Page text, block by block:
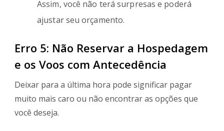
Assim, você não terá surpresas e poderá
ajustar seu orçamento.
Erro 5: Não Reservar a Hospedagem
e os Voos com Antecedência
Deixar para a última hora pode significar pagar
muito mais caro ou não encontrar as opções que
você deseja.